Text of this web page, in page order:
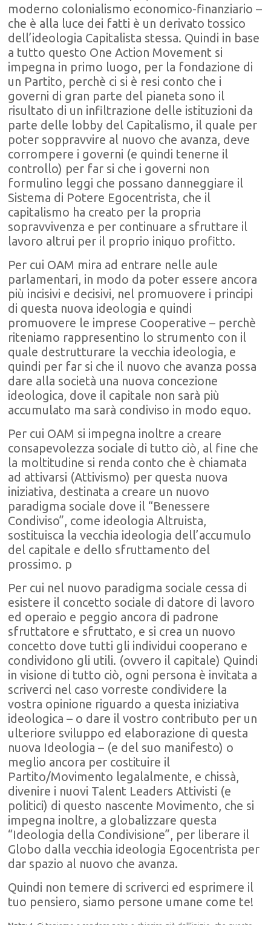
moderno colonialismo economico-finanziario –
che è alla luce dei fatti è un derivato tossico
dell’ideologia Capitalista stessa. Quindi in base
a tutto questo One Action Movement si
impegna in primo luogo, per la fondazione di
un Partito, perchè ci si è resi conto che i
governi di gran parte del pianeta sono il
risultato di un infiltrazione delle istituzioni da
parte delle lobby del Capitalismo, il quale per
poter soppravvire al nuovo che avanza, deve
corrompere i governi (e quindi tenerne il
controllo) per far si che i governi non
formulino leggi che possano danneggiare il
Sistema di Potere Egocentrista, che il
capitalismo ha creato per la propria
sopravvivenza e per continuare a sfruttare il
lavoro altrui per il proprio iniquo profitto.
Per cui OAM mira ad entrare nelle aule
parlamentari, in modo da poter essere ancora
più incisivi e decisivi, nel promuovere i principi
di questa nuova ideologia e quindi
promuovere le imprese Cooperative – perchè
riteniamo rappresentino lo strumento con il
quale destrutturare la vecchia ideologia, e
quindi per far si che il nuovo che avanza possa
dare alla società una nuova concezione
ideologica, dove il capitale non sarà più
accumulato ma sarà condiviso in modo equo.
Per cui OAM si impegna inoltre a creare
consapevolezza sociale di tutto ciò, al fine che
la moltitudine si renda conto che è chiamata
ad attivarsi (Attivismo) per questa nuova
iniziativa, destinata a creare un nuovo
paradigma sociale dove il “Benessere
Condiviso”, come ideologia Altruista,
sostituisca la vecchia ideologia dell’accumulo
del capitale e dello sfruttamento del
prossimo. p
Per cui nel nuovo paradigma sociale cessa di
esistere il concetto sociale di datore di lavoro
ed operaio e peggio ancora di padrone
sfruttatore e sfruttato, e si crea un nuovo
concetto dove tutti gli individui cooperano e
condividono gli utili. (ovvero il capitale) Quindi
in visione di tutto ciò, ogni persona è invitata a
scriverci nel caso vorreste condividere la
vostra opinione riguardo a questa iniziativa
ideologica – o dare il vostro contributo per un
ulteriore sviluppo ed elaborazione di questa
nuova Ideologia – (e del suo manifesto) o
meglio ancora per costituire il
Partito/Movimento legalalmente, e chissà,
divenire i nuovi Talent Leaders Attivisti (e
politici) di questo nascente Movimento, che si
impegna inoltre, a globalizzare questa
“Ideologia della Condivisione”, per liberare il
Globo dalla vecchia ideologia Egocentrista per
dar spazio al nuovo che avanza.
Quindi non temere di scriverci ed esprimere il
tuo pensiero, siamo persone umane come te!